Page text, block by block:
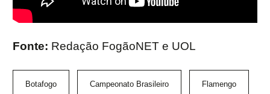
Fonte: Redação FogãoNET e UOL
Botafogo Campeonato Brasileiro Flamengo